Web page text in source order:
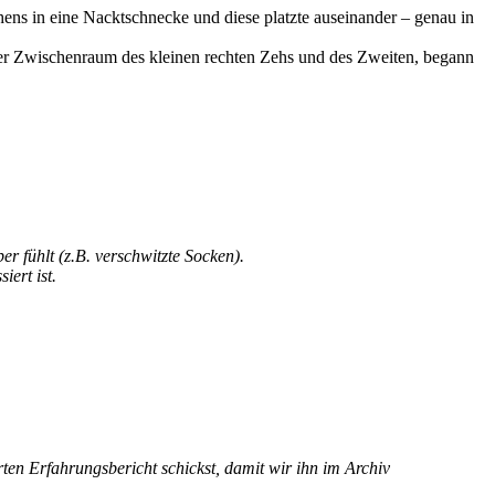
in eine Nacktschnecke und diese platzte auseinander – genau in
des kleinen rechten Zehs und des Zweiten, begann
fühlt (z.B. verschwitzte Socken).
ist.
Erfahrungsbericht schickst, damit wir ihn im Archiv